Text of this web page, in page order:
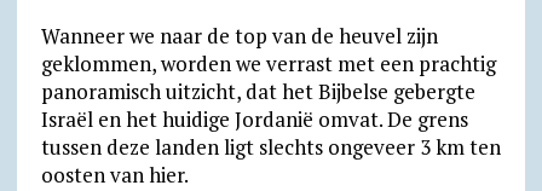
Wanneer we naar de top van de heuvel zijn
geklommen, worden we verrast met een prachtig
panoramisch uitzicht, dat het Bijbelse gebergte
Israël en het huidige Jordanië omvat. De grens
tussen deze landen ligt slechts ongeveer 3 km ten
oosten van hier.